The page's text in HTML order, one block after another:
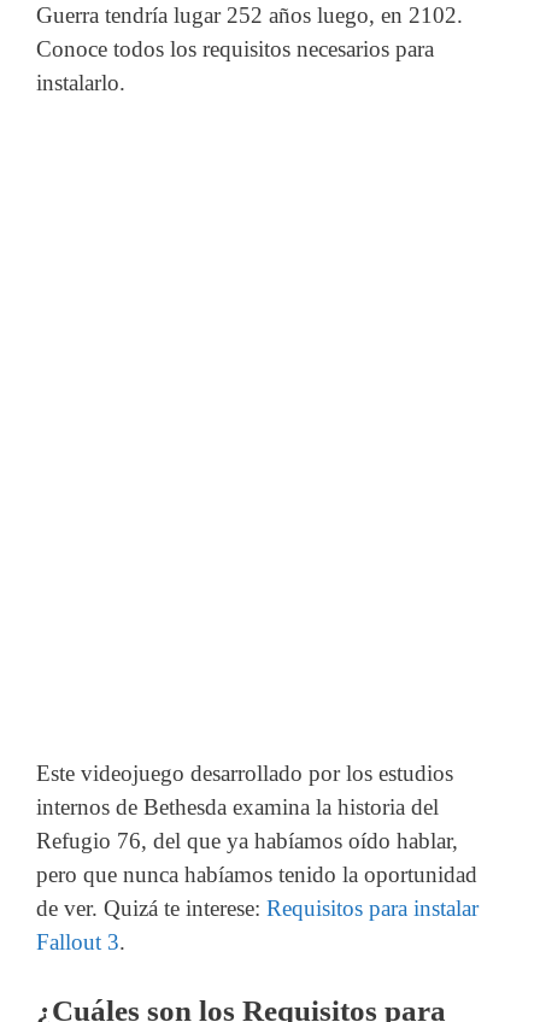
Guerra tendría lugar 252 años luego, en 2102.
Conoce todos los requisitos necesarios para
instalarlo.
Este videojuego desarrollado por los estudios
internos de Bethesda examina la historia del
Refugio 76, del que ya habíamos oído hablar,
pero que nunca habíamos tenido la oportunidad
de ver. Quizá te interese: Requisitos para instalar
Fallout 3.
¿Cuáles son los Requisitos para